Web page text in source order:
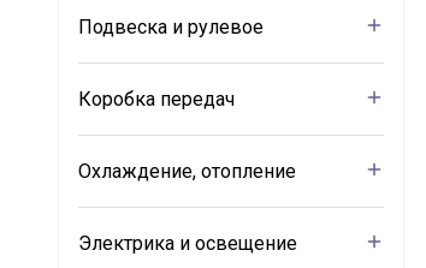
Подвеска и рулевое
Коробка передач
Охлаждение, отопление
Электрика и освещение